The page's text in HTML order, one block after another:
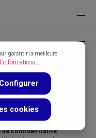
de confidentialité
garantir la meilleure
Configurer
cookies